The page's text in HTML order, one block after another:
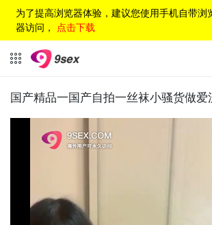
为了提高浏览器体验，建议您使用手机自带浏
器访问， 点击下载
国产精品一国产自拍一丝袜小骚货做爱